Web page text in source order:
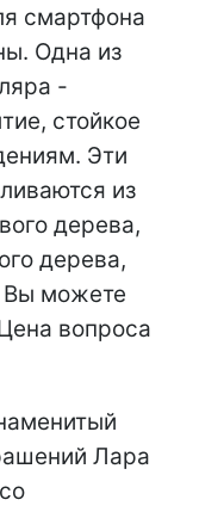
смартфона
Одна из
-
стойкое
Эти
из
дерева,
дерева,
Вы можете
вопроса
Лара